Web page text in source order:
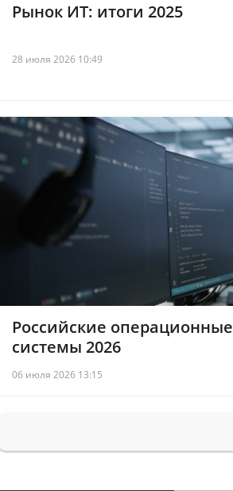
Рынок ИТ: итоги 2025
28 июля 2026 10:49
Российские операционные
системы 2026
06 июля 2026 13:15